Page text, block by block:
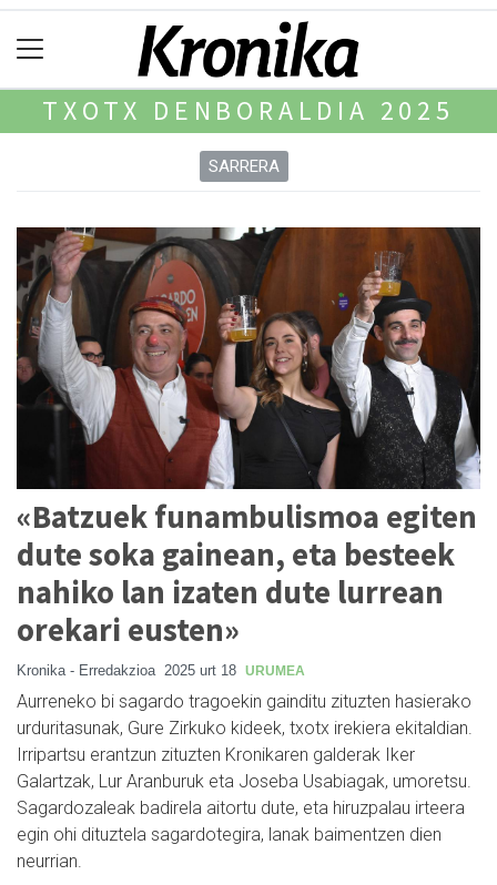
TXOTX DENBORALDIA 2025
SARRERA
«Batzuek funambulismoa egiten
dute soka gainean, eta besteek
nahiko lan izaten dute lurrean
orekari eusten»
Kronika - Erredakzioa 2025 urt 18 URUMEA
Aurreneko bi sagardo tragoekin gainditu zituzten hasierako
urduritasunak, Gure Zirkuko kideek, txotx irekiera ekitaldian.
Irripartsu erantzun zituzten Kronikaren galderak Iker
Galartzak, Lur Aranburuk eta Joseba Usabiagak, umoretsu.
Sagardozaleak badirela aitortu dute, eta hiruzpalau irteera
egin ohi dituztela sagardotegira, lanak baimentzen dien
neurrian.